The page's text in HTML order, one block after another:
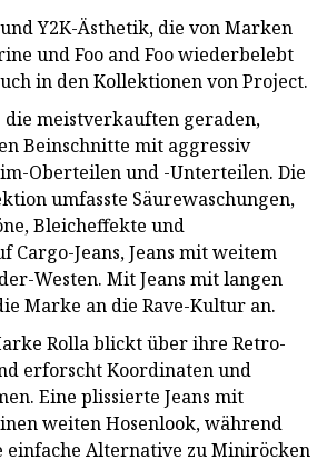
Y2K-Ästhetik, die von Marken
und Foo and Foo wiederbelebt
in den Kollektionen von Project.
meistverkauften geraden,
Beinschnitte mit aggressiv
Oberteilen und -Unterteilen. Die
umfasste Säurewaschungen,
Bleicheffekte und
Cargo-Jeans, Jeans mit weitem
Westen. Mit Jeans mit langen
Marke an die Rave-Kultur an.
Rolla blickt über ihre Retro-
erforscht Koordinaten und
Eine plissierte Jeans mit
weiten Hosenlook, während
einfache Alternative zu Miniröcken